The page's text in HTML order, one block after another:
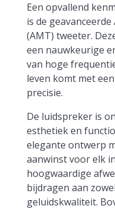
Een opvallend
is de
(AMT) tweeter.
een nauwkeurige
van hoge
leven komt met
precisie.
De luidspreker is
esthetiek en
elegante ontwerp
aanwinst voor elk
hoogwaardige
bijdragen aan
geluidskwaliteit.